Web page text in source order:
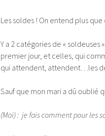
Les soldes ! On entend plus
Y a 2 catégories de «
premier jour, et celles, qui
qui attendent, attendent…les
Sauf que mon mari a dû oublié
(Moi) : je fais comment pour les